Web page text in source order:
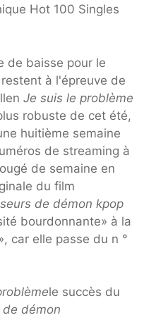
Hot 100 Singles
de baisse pour le
à l'épreuve de
Je suis le problème
robuste de cet été,
huitième semaine
de streaming à
de semaine en
du film
de démon kpop
bourdonnante» à la
car elle passe du n °
le succès du
de démon